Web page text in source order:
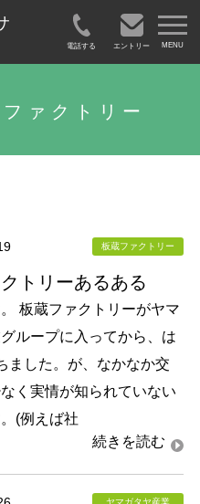
電話する エントリー
ァクトリー
板蔵ファクトリー
トリーあるある
板蔵ファクトリーがヤマ
ループに入ってから、は
ました。が、なかなか交
く実情が知られていない
(例えば社
ヤマガタヤ産業